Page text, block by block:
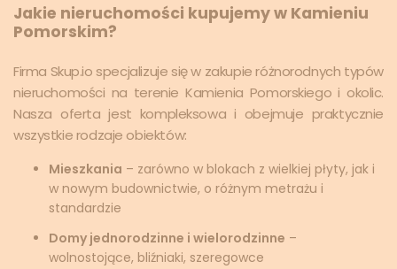
Jakie nieruchomości kupujemy w Kamieniu
Pomorskim?
Firma Skup.io specjalizuje się w zakupie różnorodnych typów
nieruchomości na terenie Kamienia Pomorskiego i okolic.
Nasza oferta jest kompleksowa i obejmuje praktycznie
wszystkie rodzaje obiektów:
Mieszkania – zarówno w blokach z wielkiej płyty, jak i
w nowym budownictwie, o różnym metrażu i
standardzie
Domy jednorodzinne i wielorodzinne –
wolnostojące, bliźniaki, szeregowce